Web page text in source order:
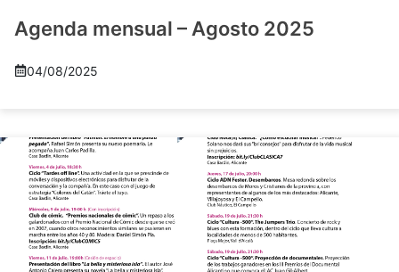
Agenda mensual – Agosto 2025
04/08/2025